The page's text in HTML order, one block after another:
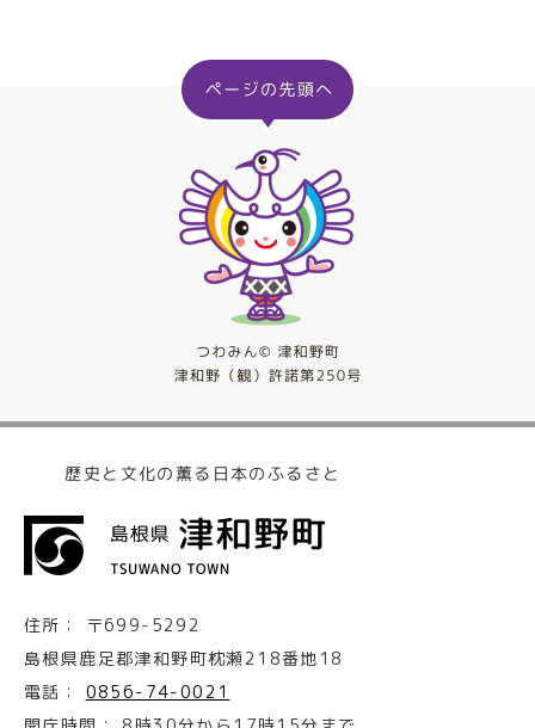
歴史と文化の薫る日本のふるさと
住所：
〒699-5292
島根県鹿足郡津和野町枕瀬218番地18
電話：
0856-74-0021